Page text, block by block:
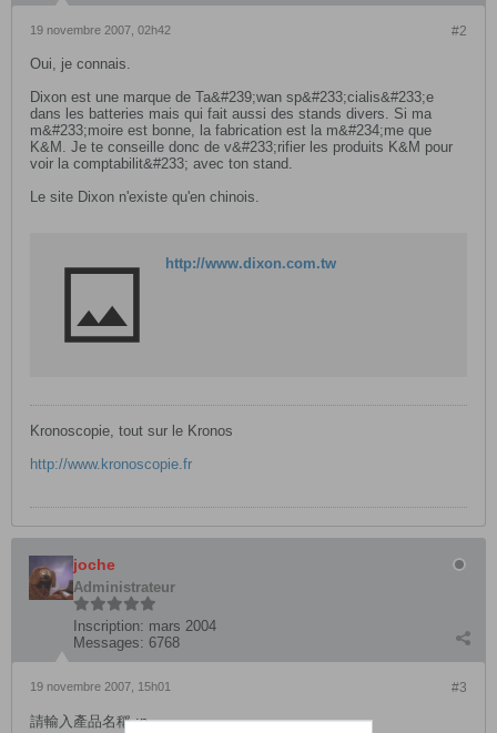
#2
19 novembre 2007, 02h42
Oui, je connais.
Dixon est une marque de Ta&#239;wan sp&#233;cialis&#233;e
dans les batteries mais qui fait aussi des stands divers. Si ma
m&#233;moire est bonne, la fabrication est la m&#234;me que
K&M. Je te conseille donc de v&#233;rifier les produits K&M pour
voir la comptabilit&#233; avec ton stand.
Le site Dixon n'existe qu'en chinois.
http://www.dixon.com.tw
Kronoscopie, tout sur le Kronos
http://www.kronoscopie.fr
joche
Administrateur
Inscription: mars 2004
Messages: 6768
#3
19 novembre 2007, 15h01
請輸入產品名稱 :p